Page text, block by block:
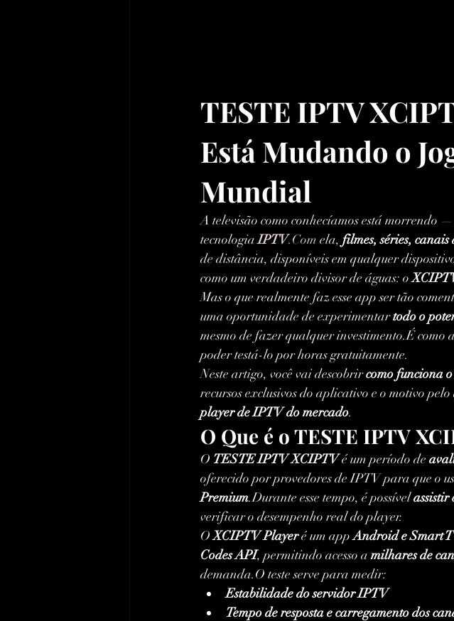
TESTE IPTV
Está Mudando o
Mundial
A televisão como conhecíamos está morrendo
tecnologia IPTV.Com ela, filmes, séries,
de distância, disponíveis em qualquer
como um verdadeiro divisor de águas: o
Mas o que realmente faz esse app ser tão
uma oportunidade de experimentar todo o
mesmo de fazer qualquer investimento.É
poder testá-lo por horas gratuitamente.
Neste artigo, você vai descobrir como funciona
recursos exclusivos do aplicativo e o motivo
player de IPTV do mercado.
O Que é o TESTE IPTV
O TESTE IPTV XCIPTV é um período de
oferecido por provedores de IPTV para que o
Premium.Durante esse tempo, é possível
verificar o desempenho real do player.
O XCIPTV Player é um app Android e Smart
Codes API, permitindo acesso a milhares de
demanda.O teste serve para medir:
Estabilidade do servidor IPTV
Tempo de resposta e carregamento dos